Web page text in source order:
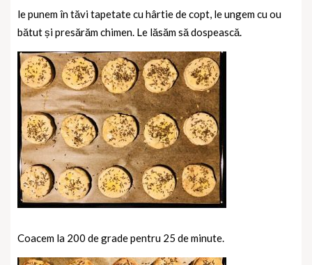
le punem în tăvi tapetate cu hârtie de copt, le ungem cu ou
bătut și presărăm chimen. Le lăsăm să dospească.
Coacem la 200 de grade pentru 25 de minute.